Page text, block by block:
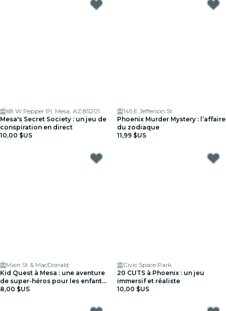
68 W Pepper Pl, Mesa, AZ 85201
Mesa's Secret Society : un jeu de
conspiration en direct
10,00 $US
145 E Jefferson St
Phoenix Murder Mystery : l’affaire
du zodiaque
11,99 $US
Main St & MacDonald
Kid Quest à Mesa : une aventure
de super-héros pour les enfants
de 4 à 8 ans
8,00 $US
Civic Space Park
20 CUTS à Phoenix : un jeu
immersif et réaliste
10,00 $US